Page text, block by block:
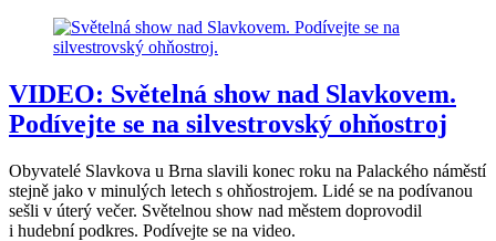
VIDEO: Světelná show nad Slavkovem.
Podívejte se na silvestrovský ohňostroj
Obyvatelé Slavkova u Brna slavili konec roku na Palackého náměstí
stejně jako v minulých letech s ohňostrojem. Lidé se na podívanou
sešli v úterý večer. Světelnou show nad městem doprovodil
i hudební podkres. Podívejte se na video.